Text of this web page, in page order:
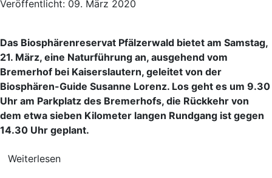
Veröffentlicht: 09. März 2020
Das Biosphärenreservat Pfälzerwald bietet am Samstag,
21. März, eine Naturführung an, ausgehend vom
Bremerhof bei Kaiserslautern, geleitet von der
Biosphären-Guide Susanne Lorenz. Los geht es um 9.30
Uhr am Parkplatz des Bremerhofs, die Rückkehr von
dem etwa sieben Kilometer langen Rundgang ist gegen
14.30 Uhr geplant.
Weiterlesen